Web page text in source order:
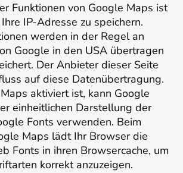
Funktionen von Google Maps ist
IP-Adresse zu speichern.
werden in der Regel an
Google in den USA übertragen
Der Anbieter dieser Seite
auf diese Datenübertragung.
aktiviert ist, kann Google
einheitlichen Darstellung der
Fonts verwenden. Beim
Maps lädt Ihr Browser die
Fonts in ihren Browsercache, um
korrekt anzuzeigen.